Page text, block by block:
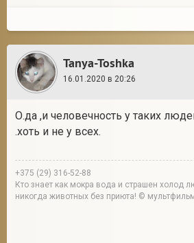
Tanya-Toshka
16.01.2020 в 20:26
О.да ,и человечность у таких
.хоть и не у всех.
+375 (29) 316-52-88
Кто знает как мокра вода и страшен холод
никогда животных без приюта! ©